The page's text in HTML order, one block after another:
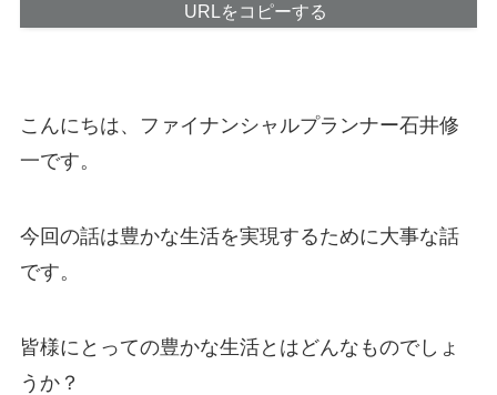
URLをコピーする
こんにちは、ファイナンシャルプランナー石井修
一です。
今回の話は豊かな生活を実現するために大事な話
です。
皆様にとっての豊かな生活とはどんなものでしょ
うか？